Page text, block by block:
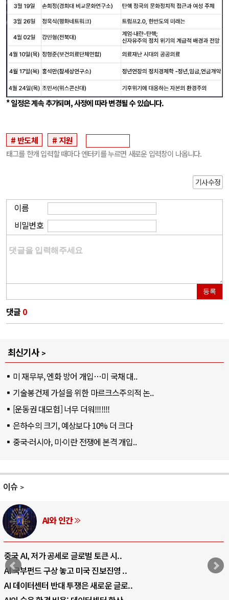
* 일정은 계속 추가되며, 사정에 따라 변경될 수 있습니다.
반도체 지원
태그를 한개 입력할 때마다 엔터키를 누르면 새로운 입력창이 나옵니다.
기사수정
이름
비밀번호
등록
댓글 0
최신기사
미 재무부, 엔화 방어 개입…미 국채 대..
기술봉건제 가설을 위한 마르크스주의적 논..
[운동권 대모험] 너무 더워!!!!!!!
은하수의 크기, 예상보다 10% 더 크다
중국·러시아, 미·이란 전쟁에 본격 개입..
이슈
AI와 인간
중국 AI, 저가 공세로 글로벌 토큰 시..
AI 국부펀드 구상 놓고 미국 진보진영 ..
AI 데이터센터 반대 투쟁은 새로운 글로..